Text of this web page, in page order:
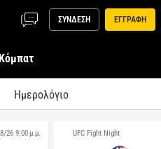
ΣΥΝΔΕΣΗ ΕΓΓΡΑΦΗ
Ημερολόγιο
26 9:00 μ.μ. UFC Fight Night